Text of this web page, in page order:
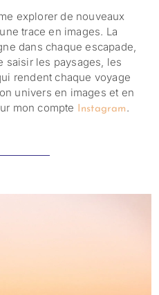
explorer de nouveaux
trace en images. La
dans chaque escapade,
saisir les paysages, les
rendent chaque voyage
univers en images et en
mon compte
Instagram .